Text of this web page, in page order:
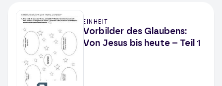
EINHEIT
Vorbilder des Glaubens:
Von Jesus bis heute – Teil 1